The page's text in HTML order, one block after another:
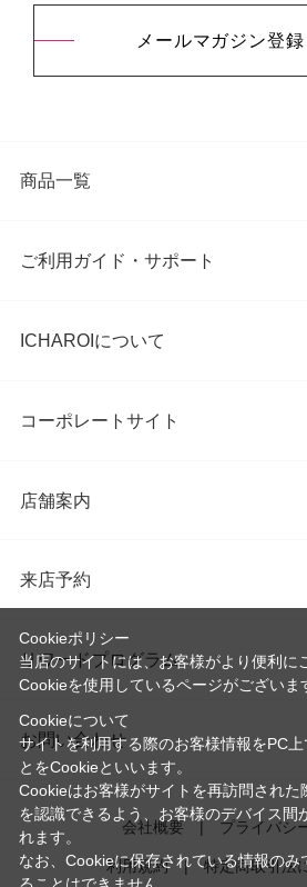
メールマガジン登
商品一覧
ご利用ガイド・サポート
ICHAROIについて
コーポレートサイト
店舗案内
来店予約
リワードプログラム
お問い合わせ
会社概要 プライバシ
利用規約 特定商取引法
Cookieポリシー
当店のサイトには、お客様がより便利に
Cookieを使用しているページがございま
Cookieについて
サイトを利用する際のお客様情報をPC
とをCookieといいます。
Cookieはお客様がサイトを再訪問された
を認識できるよう、お客様のデバイス間
れます。
なお、Cookieに保存されている情報のみ